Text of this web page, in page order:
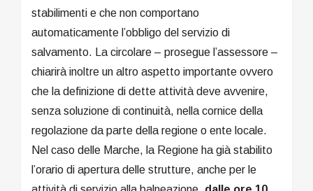
stabilimenti e che non comportano
automaticamente l’obbligo del servizio di
salvamento. La circolare – prosegue l’assessore –
chiarirà inoltre un altro aspetto importante ovvero
che la definizione di dette attività deve avvenire,
senza soluzione di continuità, nella cornice della
regolazione da parte della regione o ente locale.
Nel caso delle Marche, la Regione ha già stabilito
l’orario di apertura delle strutture, anche per le